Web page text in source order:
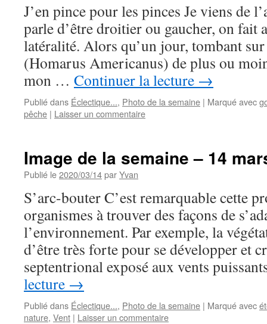
J’en pince pour les pinces Je viens de
parle d’être droitier ou gaucher, on fait
latéralité. Alors qu’un jour, tombant
(Homarus Americanus) de plus ou
mon … Continuer la lecture →
Publié dans Éclectique..., Photo de la semaine | Marqué avec
pêche | Laisser un commentaire
Image de la semaine – 14
Publié le2020/03/14parYvan
S’arc-bouter C’est remarquable cette
organismes à trouver des façons de
l’environnement. Par exemple, la
d’être très forte pour se développer et
septentrional exposé aux vents
lecture →
Publié dans Éclectique..., Photo de la semaine | Marqué avec
nature, Vent | Laisser un commentaire